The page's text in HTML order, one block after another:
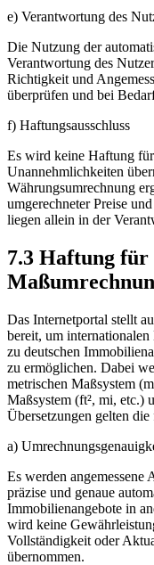
e) Verantwortung des
Die Nutzung der
Verantwortung des
Richtigkeit und
überprüfen und bei
f) Haftungsausschluss
Es wird keine Haftung
Unannehmlichkeiten
Währungsumrechnung
umgerechneter Preise
liegen allein in der
7.3 Haftung für
Das Internetportal stellt
bereit, um
zu deutschen
zu ermöglichen. Dabei
metrischen Maßsystem
Maßsystem (ft², mi, etc.)
Übersetzungen gelten
a)
Es werden angemessene
präzise und genaue
Immobilienangebote in
wird keine
Vollständigkeit oder
übernommen.